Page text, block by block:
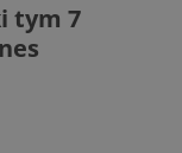
tym 7